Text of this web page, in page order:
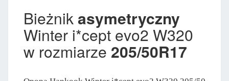
Bieżnikasymetryczny
Winter i*cept evo2 W320
w rozmiarze 205/50R17